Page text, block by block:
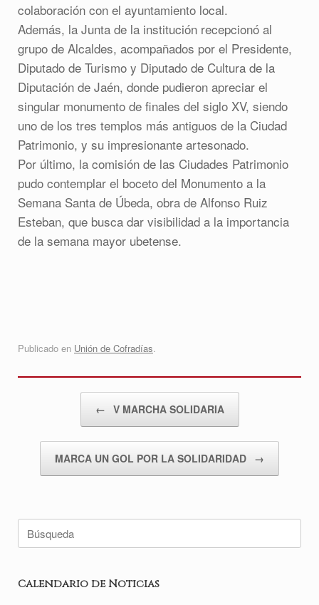
colaboración con el ayuntamiento local.
Además, la Junta de la institución recepcionó al
grupo de Alcaldes, acompañados por el Presidente,
Diputado de Turismo y Diputado de Cultura de la
Diputación de Jaén, donde pudieron apreciar el
singular monumento de finales del siglo XV, siendo
uno de los tres templos más antiguos de la Ciudad
Patrimonio, y su impresionante artesonado.
Por último, la comisión de las Ciudades Patrimonio
pudo contemplar el boceto del Monumento a la
Semana Santa de Úbeda, obra de Alfonso Ruiz
Esteban, que busca dar visibilidad a la importancia
de la semana mayor ubetense.
Publicado en Unión de Cofradías.
← V MARCHA SOLIDARIA
MARCA UN GOL POR LA SOLIDARIDAD →
Buscar:
Calendario de Noticias